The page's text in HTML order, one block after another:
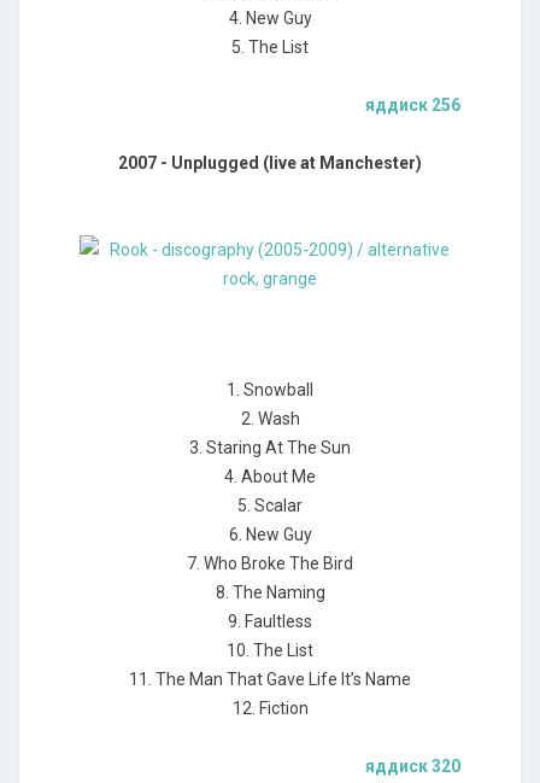
4. New Guy
5. The List
яддиск 256
2007 - Unplugged (live at Manchester)
1. Snowball
2. Wash
3. Staring At The Sun
4. About Me
5. Scalar
6. New Guy
7. Who Broke The Bird
8. The Naming
9. Faultless
10. The List
11. The Man That Gave Life It’s Name
12. Fiction
яддиск 320